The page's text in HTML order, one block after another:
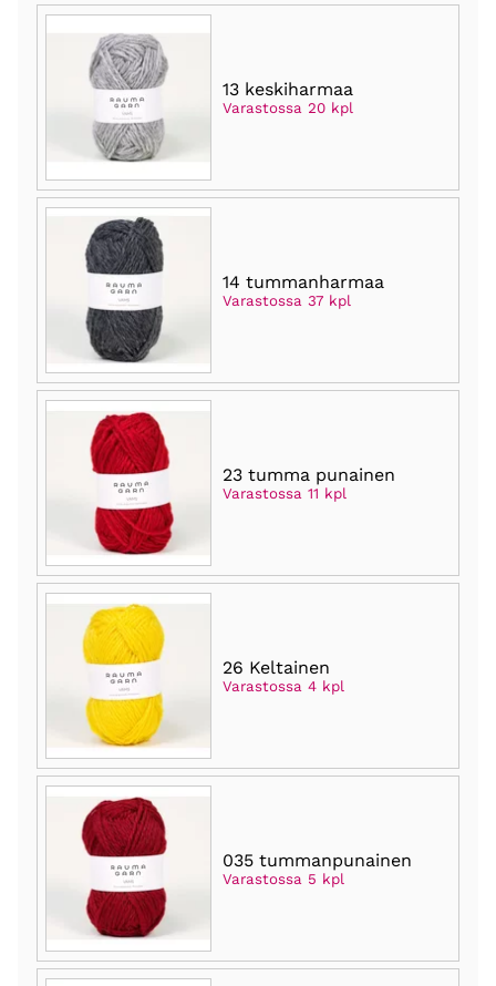
13 keskiharmaa
Varastossa 20 kpl
14 tummanharmaa
Varastossa 37 kpl
23 tumma punainen
Varastossa 11 kpl
26 Keltainen
Varastossa 4 kpl
035 tummanpunainen
Varastossa 5 kpl